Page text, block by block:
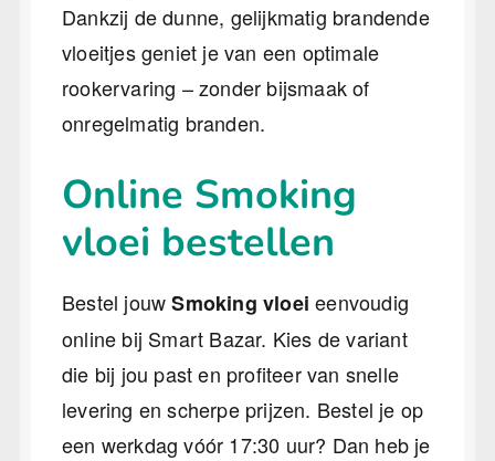
Dankzij de dunne, gelijkmatig brandende
vloeitjes geniet je van een optimale
rookervaring – zonder bijsmaak of
onregelmatig branden.
Online Smoking
vloei bestellen
Bestel jouwSmoking vloei eenvoudig
online bij Smart Bazar. Kies de variant
die bij jou past en profiteer van snelle
levering en scherpe prijzen. Bestel je op
een werkdag vóór 17:30 uur? Dan heb je